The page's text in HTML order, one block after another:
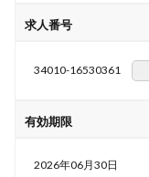
求人番号
34010-16530361
有効期限
2026年06月30日